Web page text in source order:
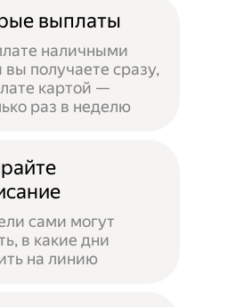
выплаты
наличными
вы получаете сразу,
картой —
раз в неделю
сами могут
в какие дни
на линию